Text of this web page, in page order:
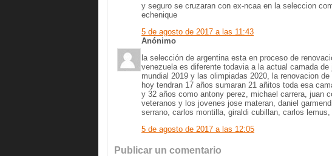
y seguro se cruzaran con ex-ncaa en la seleccion
echenique
5 de agosto de 2017 a las 11:43
Anónimo
la selección de argentina esta en proceso de
venezuela es diferente todavia a la actual camada
mundial 2019 y las olimpiadas 2020, la renovacion
hoy tendran 17 años sumaran 21 añitos toda esa
y 32 años como antony perez, michael carrera, juan
veteranos y los jovenes jose materan, daniel
serrano, carlos montilla, giraldi cubillan, carlos
5 de agosto de 2017 a las 12:05
Publicar un comentario